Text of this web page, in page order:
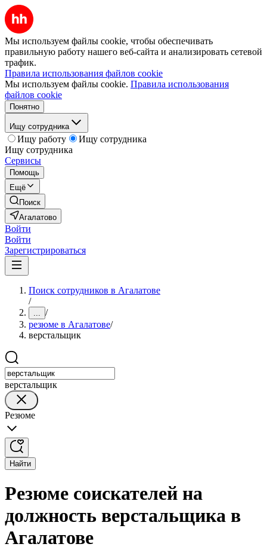
Мы используем файлы cookie, чтобы обеспечивать
правильную работу нашего веб-сайта и анализировать сетевой
трафик.
Правила использования файлов cookie
Мы используем файлы cookie. Правила использования
файлов cookie
Понятно
Ищу сотрудника
Ищу работу
Ищу сотрудника
Ищу сотрудника
Сервисы
Помощь
Ещё
Поиск
Агалатово
Войти
Войти
Зарегистрироваться
Поиск сотрудников в Агалатове
/
... /
резюме в Агалатове/
верстальщик
верстальщик
Резюме
Найти
Резюме соискателей на
должность верстальщика в
Агалатове